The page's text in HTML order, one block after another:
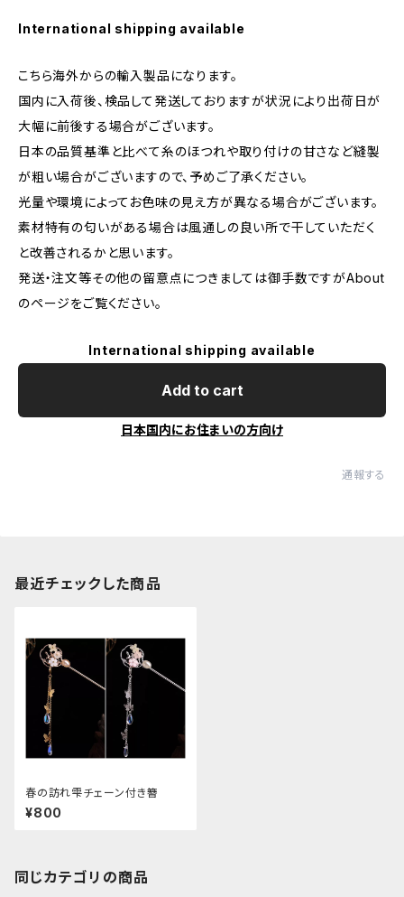
International shipping available
こちら海外からの輸入製品になります。
国内に入荷後、検品して発送しておりますが状況により出荷日が
大幅に前後する場合がございます。
日本の品質基準と比べて糸のほつれや取り付けの甘さなど縫製
が粗い場合がございますので、予めご了承ください。
光量や環境によってお色味の見え方が異なる場合がございます。
素材特有の匂いがある場合は風通しの良い所で干していただく
と改善されるかと思います。
発送・注文等その他の留意点につきましては御手数ですがAbout
のページをご覧ください。
International shipping available
Add to cart
日本国内にお住まいの方向け
通報する
最近チェックした商品
春の訪れ雫チェーン付き簪
¥800
同じカテゴリの商品